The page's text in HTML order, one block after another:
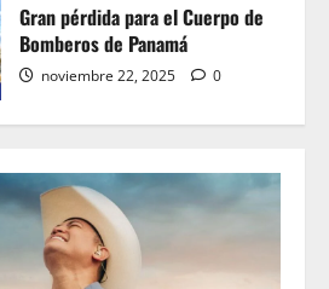
Gran pérdida para el Cuerpo de
Bomberos de Panamá
noviembre 22, 2025 0